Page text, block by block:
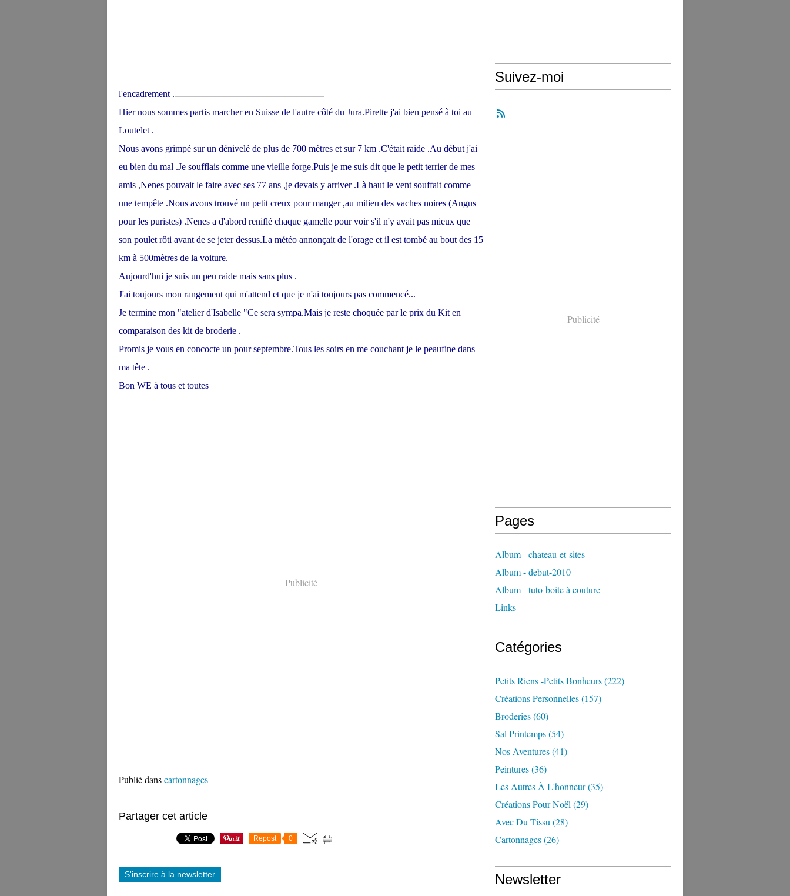
l'encadrement .
Hier nous sommes partis marcher en Suisse de l'autre côté du Jura.Pirette j'ai bien pensé à toi au
Loutelet .
Nous avons grimpé sur un dénivelé de plus de 700 mètres et sur 7 km .C'était raide .Au début j'ai
eu bien du mal .Je soufflais comme une vieille forge.Puis je me suis dit que le petit terrier de mes
amis ,Nenes pouvait le faire avec ses 77 ans ,je devais y arriver .Là haut le vent souffait comme
une tempête .Nous avons trouvé un petit creux pour manger ,au milieu des vaches noires (Angus
pour les puristes) .Nenes a d'abord reniflé chaque gamelle pour voir s'il n'y avait pas mieux que
son poulet rôti avant de se jeter dessus.La météo annonçait de l'orage et il est tombé au bout des 15
km à 500mètres de la voiture.
Aujourd'hui je suis un peu raide mais sans plus .
J'ai toujours mon rangement qui m'attend et que je n'ai toujours pas commencé...
Je termine mon "atelier d'Isabelle "Ce sera sympa.Mais je reste choquée par le prix du Kit en
comparaison des kit de broderie .
Promis je vous en concocte un pour septembre.Tous les soirs en me couchant je le peaufine dans
ma tête .
Bon WE à tous et toutes
Publicité
Publié danscartonnages
Partager cet article
Repost 0
S'inscrire à la newsletter
Suivez-moi
Publicité
Pages
Album - chateau-et-sites
Album - debut-2010
Album - tuto-boite à couture
Links
Catégories
Petits Riens -petits Bonheurs(222)
Créations Personnelles(157)
Broderies(60)
Sal Printemps(54)
Nos Aventures(41)
Peintures(36)
Les Autres À L'honneur(35)
Créations Pour Noël (29)
Avec Du Tissu (28)
Cartonnages(26)
Newsletter